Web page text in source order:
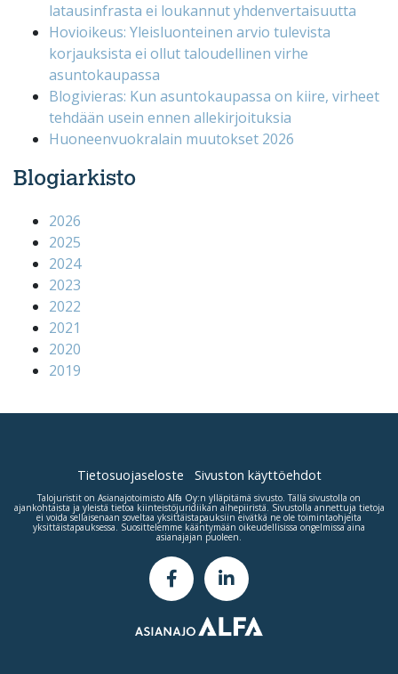
latausinfrasta ei loukannut yhdenvertaisuutta
Hovioikeus: Yleisluonteinen arvio tulevista
korjauksista ei ollut taloudellinen virhe
asuntokaupassa
Blogivieras: Kun asuntokaupassa on kiire, virheet
tehdään usein ennen allekirjoituksia
Huoneenvuokralain muutokset 2026
Blogiarkisto
2026
2025
2024
2023
2022
2021
2020
2019
Tietosuojaseloste Sivuston käyttöehdot
Talojuristit on Asianajotoimisto Alfa Oy:n ylläpitämä sivusto. Tällä sivustolla on
ajankohtaista ja yleistä tietoa kiinteistöjuridiikan aihepiiristä. Sivustolla annettuja tietoja
ei voida sellaisenaan soveltaa yksittäistapauksiin eivätkä ne ole toimintaohjeita
yksittäistapauksessa. Suosittelemme kääntymään oikeudellisissa ongelmissa aina
asianajajan puoleen.